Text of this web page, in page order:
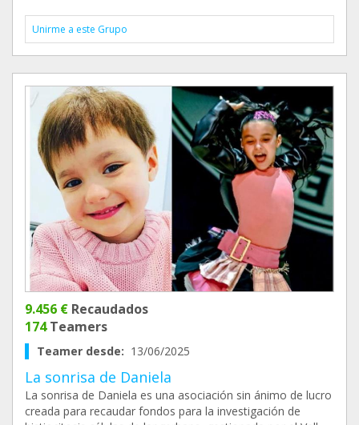
Unirme a este Grupo
9.456 € Recaudados
174Teamers
Teamer desde: 13/06/2025
La sonrisa de Daniela
La sonrisa de Daniela es una asociación sin ánimo de lucro
creada para recaudar fondos para la investigación de